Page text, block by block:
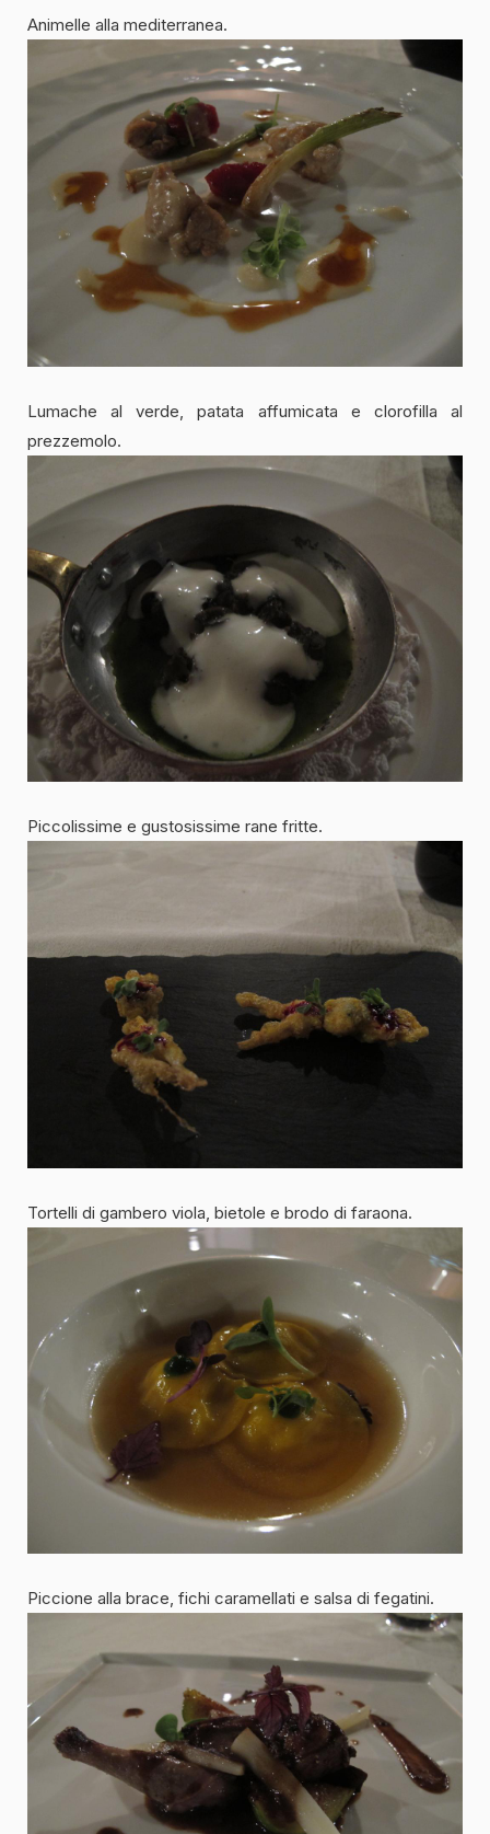
Animelle alla mediterranea.
Lumache al verde, patata affumicata e clorofilla al
prezzemolo.
Piccolissime e gustosissime rane fritte.
Tortelli di gambero viola, bietole e brodo di faraona.
Piccione alla brace, fichi caramellati e salsa di fegatini.